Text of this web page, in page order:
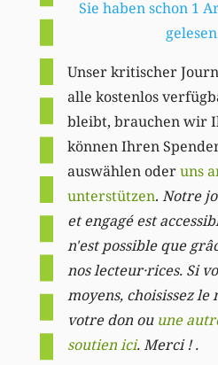
Sie haben schon 1
Unser kritischer
alle kostenlos
bleibt, brauchen wir
können Ihren
auswählen oderuns
unterstützen. Notre
et engagé est
n'est possible que
nos lecteur·rices. Si
moyens, choisissez le
votre don ou une
soutien ici. Merci ! .